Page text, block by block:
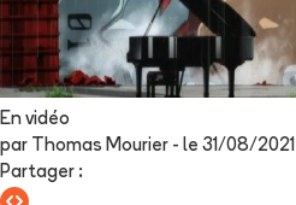
En vidéo
par Thomas Mourier - le 31/08/2021
Partager :